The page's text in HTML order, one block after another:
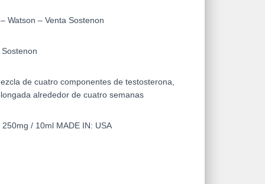
Watson – Venta Sostenon
de cuatro componentes de testosterona,
alrededor de cuatro semanas
250mg / 10ml MADE IN: USA